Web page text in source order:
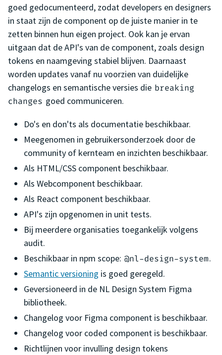
goed gedocumenteerd, zodat developers en designers
in staat zijn de component op de juiste manier in te
zetten binnen hun eigen project. Ook kan je ervan
uitgaan dat de API's van de component, zoals design
tokens en naamgeving stabiel blijven. Daarnaast
worden updates vanaf nu voorzien van duidelijke
changelogs en semantische versies die breaking
changes goed communiceren.
Do's en don'ts als documentatie beschikbaar.
Meegenomen in gebruikersonderzoek door de
community of kernteam en inzichten beschikbaar.
Als HTML/CSS component beschikbaar.
Als Webcomponent beschikbaar.
Als React component beschikbaar.
API's zijn opgenomen in unit tests.
Bij meerdere organisaties toegankelijk volgens
audit.
Beschikbaar in npm scope: @nl-design-system.
Semantic versioning is goed geregeld.
Geversioneerd in de NL Design System Figma
bibliotheek.
Changelog voor Figma component is beschikbaar.
Changelog voor coded component is beschikbaar.
Richtlijnen voor invulling design tokens